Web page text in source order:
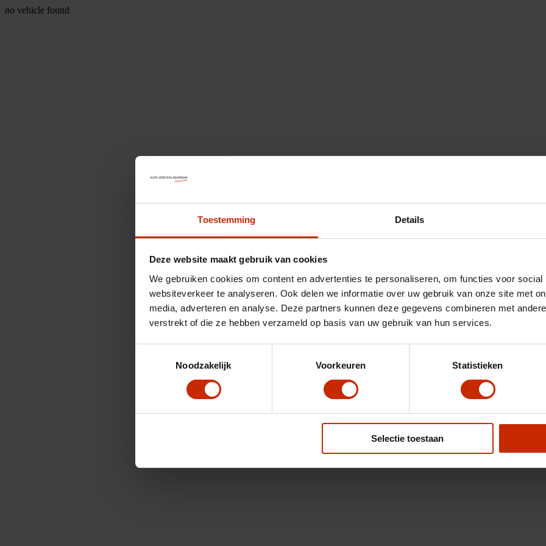
Toestemming Details
Deze website maakt gebruik van cookies
We gebruiken cookies om content en advertenties te personaliseren, om functies voor
websiteverkeer te analyseren. Ook delen we informatie over uw gebruik van onze site met
media, adverteren en analyse. Deze partners kunnen deze gegevens combineren met
verstrekt of die ze hebben verzameld op basis van uw gebruik van hun services.
Noodzakelijk
Voorkeuren Statistieken
Selectie toestaan
no vehicle found